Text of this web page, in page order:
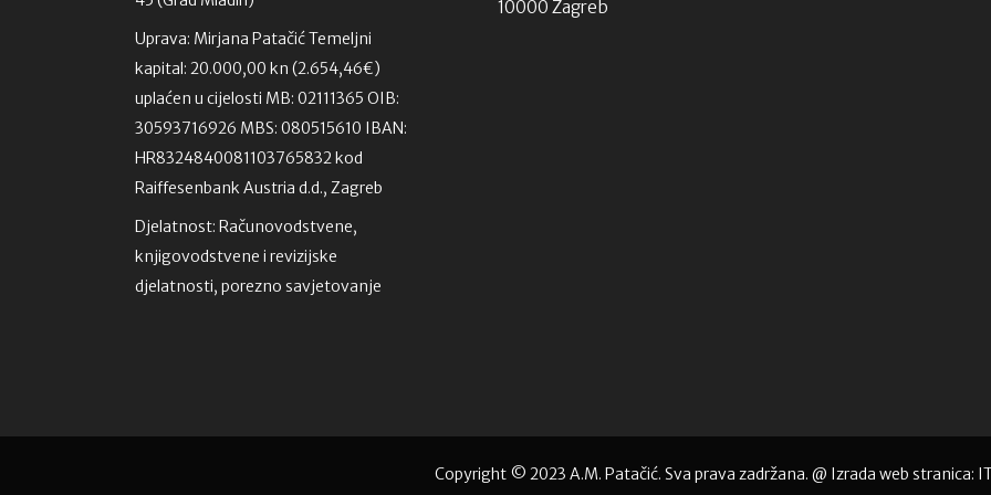
Uprava: Mirjana Patačić Temeljni
kapital: 20.000,00 kn (2.654,46€)
uplaćen u cijelosti MB: 02111365 OIB:
30593716926 MBS: 080515610 IBAN:
HR8324840081103765832 kod
Raiffesenbank Austria d.d., Zagreb
Djelatnost: Računovodstvene,
knjigovodstvene i revizijske
djelatnosti, porezno savjetovanje
10000 Zagreb
Copyright © 2023 A.M. Patačić. Sva prava zadržana. @ Izrada web stranica: